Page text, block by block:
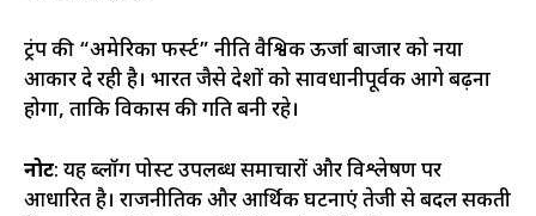
ट्रंप की “अमेरिका फर्स्ट” नीति वैश्विक ऊर्जा बाजार को नया
आकार दे रही है। भारत जैसे देशों को सावधानीपूर्वक आगे बढ़ना
होगा, ताकि विकास की गति बनी रहे।
नोट: यह ब्लॉग पोस्ट उपलब्ध समाचारों और विश्लेषण पर
आधारित है। राजनीतिक और आर्थिक घटनाएं तेजी से बदल सकती